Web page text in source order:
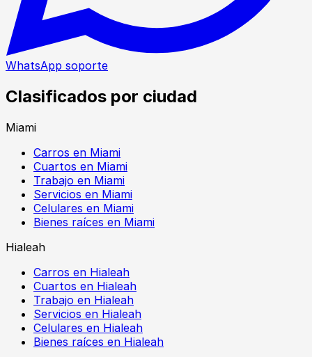
WhatsApp soporte
Clasificados por ciudad
Miami
Carros en Miami
Cuartos en Miami
Trabajo en Miami
Servicios en Miami
Celulares en Miami
Bienes raíces en Miami
Hialeah
Carros en Hialeah
Cuartos en Hialeah
Trabajo en Hialeah
Servicios en Hialeah
Celulares en Hialeah
Bienes raíces en Hialeah